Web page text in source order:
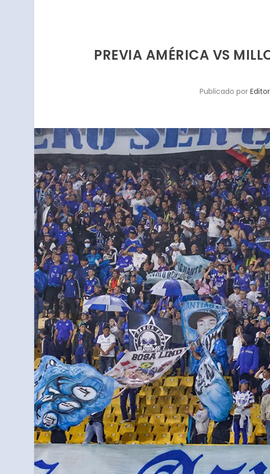
PREVIA AMÉRICA VS
Publicado por